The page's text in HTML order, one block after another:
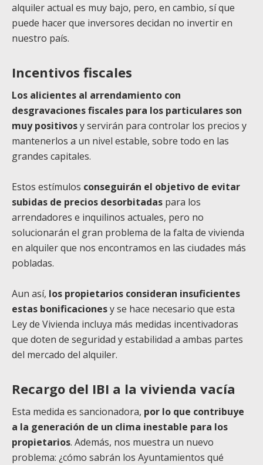
alquiler actual es muy bajo, pero, en cambio, sí que
puede hacer que inversores decidan no invertir en
nuestro país.
Incentivos fiscales
Los alicientes al arrendamiento con
desgravaciones fiscales para los particulares son
muy positivosy servirán para controlar los precios y
mantenerlos a un nivel estable, sobre todo en las
grandes capitales.
Estos estímulos conseguirán el objetivo de evitar
subidas de precios desorbitadas para los
arrendadores e inquilinos actuales, pero no
solucionarán el gran problema de la falta de vivienda
en alquiler que nos encontramos en las ciudades más
pobladas.
Aun así, los propietarios consideran insuficientes
estas bonificacionesy se hace necesario que esta
Ley de Vivienda incluya más medidas incentivadoras
que doten de seguridad y estabilidad a ambas partes
del mercado del alquiler.
Recargo del IBI a la vivienda vacía
Esta medida es sancionadora, por lo que contribuye
a la generación de un clima inestable para los
propietarios. Además, nos muestra un nuevo
problema: ¿cómo sabrán los Ayuntamientos qué